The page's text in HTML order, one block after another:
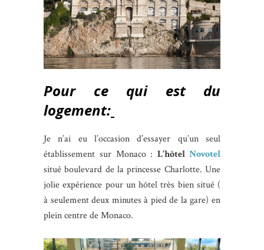
Pour ce qui est du
logement:
Je n’ai eu l’occasion d’essayer qu’un seul
établissement sur Monaco :L’hôtelNovotel
situé boulevard de la princesse Charlotte. Une
jolie expérience pour un hôtel très bien situé (
à seulement deux minutes à pied de la gare) en
plein centre de Monaco.